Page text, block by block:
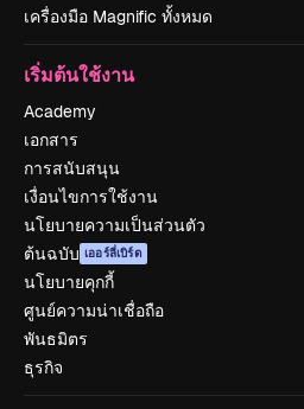
เครื่องมือ Magnific ทั้งหมด
เริ่มต้นใช้งาน
Academy
เอกสาร
การสนับสนุน
เงื่อนไขการใช้งาน
นโยบายความเป็นส่วนตัว
ต้นฉบับ เออร์ลี่เบิร์ด
นโยบายคุกกี้
ศูนย์ความน่าเชื่อถือ
พันธมิตร
ธุรกิจ